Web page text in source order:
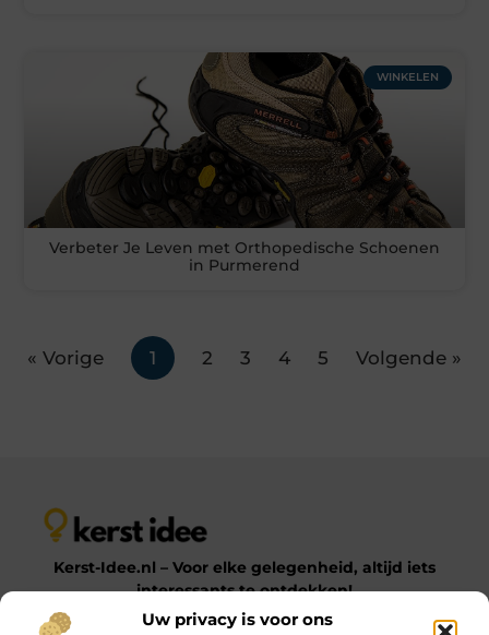
Uw privacy is voor ons
WINKELEN
Verbeter Je Leven met Orthopedische Schoenen
in Purmerend
« Vorige 1 2 3 4 5 Volgende »
Kerst-Idee.nl – Voor elke gelegenheid, altijd iets
interessants te ontdekken!